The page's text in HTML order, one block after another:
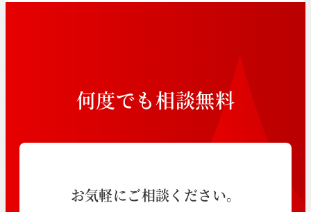
何度でも相談無料
お気軽にご相談ください。